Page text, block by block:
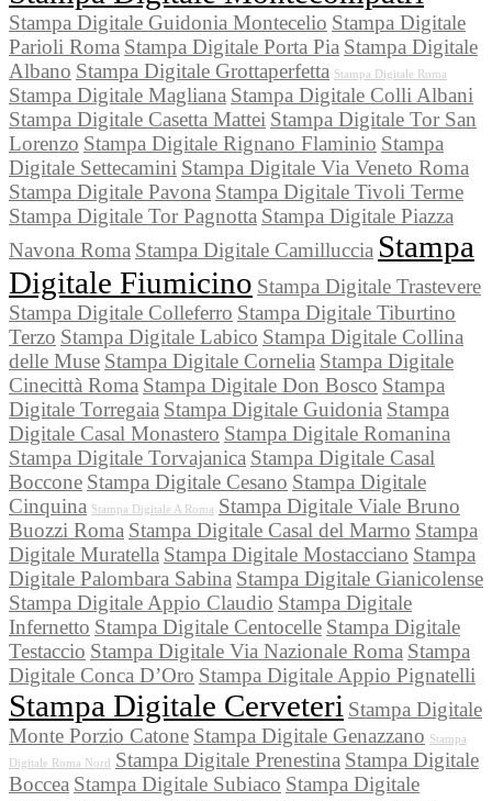
Stampa Digitale Guidonia Montecelio Stampa Digitale
Parioli Roma Stampa Digitale Porta Pia Stampa Digitale
Albano Stampa Digitale Grottaperfetta Stampa Digitale Roma
Stampa Digitale Magliana Stampa Digitale Colli Albani
Stampa Digitale Casetta Mattei Stampa Digitale Tor San
Lorenzo Stampa Digitale Rignano Flaminio Stampa
Digitale Settecamini Stampa Digitale Via Veneto Roma
Stampa Digitale Pavona Stampa Digitale Tivoli Terme
Stampa Digitale Tor Pagnotta Stampa Digitale Piazza
Navona Roma Stampa Digitale Camilluccia Stampa
Digitale Fiumicino Stampa Digitale Trastevere
Stampa Digitale Colleferro Stampa Digitale Tiburtino
Terzo Stampa Digitale Labico Stampa Digitale Collina
delle Muse Stampa Digitale Cornelia Stampa Digitale
Cinecittà Roma Stampa Digitale Don Bosco Stampa
Digitale Torregaia Stampa Digitale Guidonia Stampa
Digitale Casal Monastero Stampa Digitale Romanina
Stampa Digitale Torvajanica Stampa Digitale Casal
Boccone Stampa Digitale Cesano Stampa Digitale
Cinquina Stampa Digitale A Roma Stampa Digitale Viale Bruno
Buozzi Roma Stampa Digitale Casal del Marmo Stampa
Digitale Muratella Stampa Digitale Mostacciano Stampa
Digitale Palombara Sabina Stampa Digitale Gianicolense
Stampa Digitale Appio Claudio Stampa Digitale
Infernetto Stampa Digitale Centocelle Stampa Digitale
Testaccio Stampa Digitale Via Nazionale Roma Stampa
Digitale Conca D’Oro Stampa Digitale Appio Pignatelli
Stampa Digitale Cerveteri Stampa Digitale
Monte Porzio Catone Stampa Digitale Genazzano Stampa
Digitale Roma Nord
Stampa Digitale Prenestina Stampa Digitale
Boccea Stampa Digitale Subiaco Stampa Digitale